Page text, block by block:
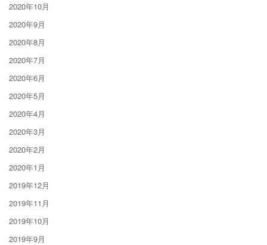
2020年10月
2020年9月
2020年8月
2020年7月
2020年6月
2020年5月
2020年4月
2020年3月
2020年2月
2020年1月
2019年12月
2019年11月
2019年10月
2019年9月